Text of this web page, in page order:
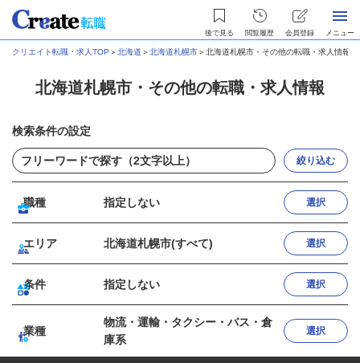
後で見る 閲覧履歴 会員登録 メニュー
クリエイト転職・求人TOP ＞北海道 ＞北海道札幌市＞北海道札幌市・その他の転職・求人情報
北海道札幌市・その他の転職・求人情報
検索条件の設定
絞り込む
職種 指定しない 選択
エリア 北海道札幌市(すべて) 選択
条件 指定しない 選択
業種
物流・運輸・タクシー・バス・倉
庫系
選択